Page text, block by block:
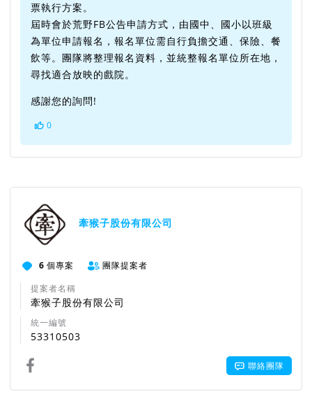
票執行方案。
屆時會於荒野FB公告申請方式，由國中、國小以班級
為單位申請報名，報名單位需自行負擔交通、保險、餐
飲等。團隊將整理報名資料，並統整報名單位所在地，
尋找適合放映的戲院。
感謝您的詢問!
0
牽猴子股份有限公司
6 個專案
團隊提案者
提案者名稱
牽猴子股份有限公司
統一編號
53310503
聯絡團隊